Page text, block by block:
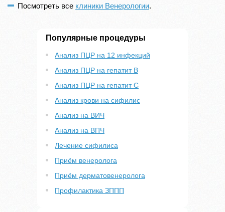
Посмотреть все клиники Венерологии.
Популярные процедуры
Анализ ПЦР на 12 инфекций
Анализ ПЦР на гепатит B
Анализ ПЦР на гепатит С
Анализ крови на сифилис
Анализ на ВИЧ
Анализ на ВПЧ
Лечение сифилиса
Приём венеролога
Приём дерматовенеролога
Профилактика ЗППП